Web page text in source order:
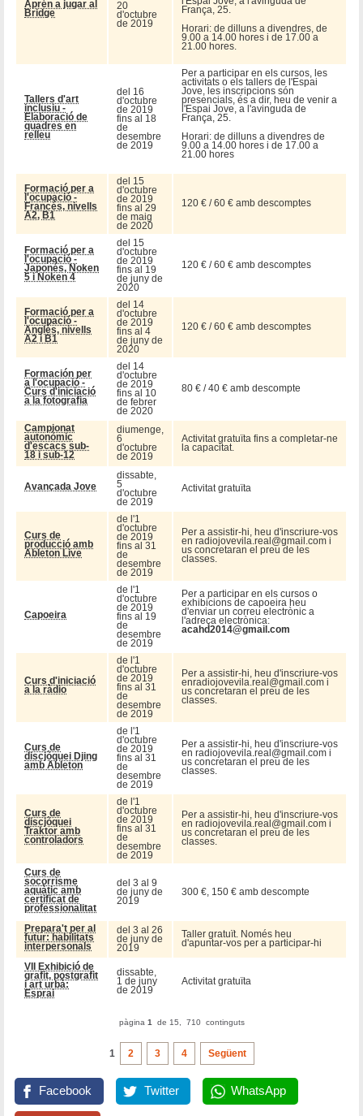
Aprén a jugar al
Bridge
20
d'octubre
de 2019
França, 25.
Horari: de dilluns a divendres, de
9.00 a 14.00 hores i de 17.00 a
21.00 hores.
Tallers d'art
inclusiu -
Elaboració de
quadres en
relleu
del 16
d'octubre
de 2019
fins al 18
de
desembre
de 2019
Per a participar en els cursos, les
activitats o els tallers de l'Espai
Jove, les inscripcions són
presencials, és a dir, heu de venir a
l'Espai Jove, a l'avinguda de
França, 25.
Horari: de dilluns a divendres de
9.00 a 14.00 hores i de 17.00 a
21.00 hores
Formació per a
l'ocupació -
Francés, nivells
A2, B1
del 15
d'octubre
de 2019
fins al 29
de maig
de 2020
120 € / 60 € amb descomptes
Formació per a
l'ocupació -
Japonés, Noken
5 i Noken 4
del 15
d'octubre
de 2019
fins al 19
de juny de
2020
120 € / 60 € amb descomptes
Formació per a
l'ocupació -
Anglés, nivells
A2 i B1
del 14
d'octubre
de 2019
fins al 4
de juny de
2020
120 € / 60 € amb descomptes
Formación per
a l'ocupació -
Curs d'iniciació
a la fotografia
del 14
d'octubre
de 2019
fins al 10
de febrer
de 2020
80 € / 40 € amb descompte
Campionat
autonòmic
d'escacs sub-
18 i sub-12
diumenge,
6
d'octubre
de 2019
Activitat gratuïta fins a completar-ne
la capacitat.
Avançada Jove
dissabte,
5
d'octubre
de 2019
Activitat gratuïta
Curs de
producció amb
Ableton Live
de l'1
d'octubre
de 2019
fins al 31
de
desembre
de 2019
Per a assistir-hi, heu d'inscriure-vos
en radiojovevila.real@gmail.com i
us concretaran el preu de les
classes.
Capoeira
de l'1
d'octubre
de 2019
fins al 19
de
desembre
de 2019
Per a participar en els cursos o
exhibicions de capoeira heu
d'enviar un correu electrònic a
l'adreça electrònica:
acahd2014@gmail.com
Curs d'iniciació
a la ràdio
de l'1
d'octubre
de 2019
fins al 31
de
desembre
de 2019
Per a assistir-hi, heu d'inscriure-vos
enradiojovevila.real@gmail.com i
us concretaran el preu de les
classes.
Curs de
discjòquei Djing
amb Ableton
de l'1
d'octubre
de 2019
fins al 31
de
desembre
de 2019
Per a assistir-hi, heu d'inscriure-vos
en radiojovevila.real@gmail.com i
us concretaran el preu de les
classes.
Curs de
discjòquei
Traktor amb
controladors
de l'1
d'octubre
de 2019
fins al 31
de
desembre
de 2019
Per a assistir-hi, heu d'inscriure-vos
en radiojovevila.real@gmail.com i
us concretaran el preu de les
classes.
Curs de
socorrisme
aquàtic amb
certificat de
professionalitat
del 3 al 9
de juny de
2019
300 €, 150 € amb descompte
Prepara't per al
futur: habilitats
interpersonals
del 3 al 26
de juny de
2019
Taller gratuït. Només heu
d'apuntar-vos per a participar-hi
VII Exhibició de
grafit, postgrafit
i art urbà:
Esprai
dissabte,
1 de juny
de 2019
Activitat gratuïta
pàgina 1 de 15, 710 continguts
1 2 3 4 Següent
Facebook Twitter WhatsApp